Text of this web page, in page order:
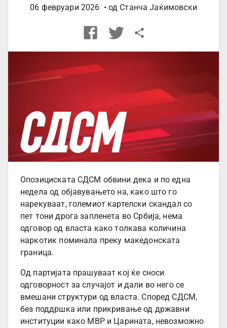
06 февруари 2026 • од Станча Јаќимовски
Опозициската СДСМ обвини дека и по една
недела од објавувањето на, како што го
нарекуваат, големиот картелски скандал со
пет тони дрога запленета во Србија, нема
одговор од власта како толкава количина
наркотик поминала преку македонската
граница.
Од партијата прашуваат кој ќе сноси
одговорност за случајот и дали во него се
вмешани структури од власта. Според СДСМ,
без поддршка или прикривање од државни
институции како МВР и Царината, невозможно